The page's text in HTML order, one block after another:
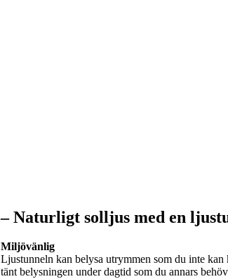
– Naturligt solljus med en
Miljövänlig
Ljustunneln kan belysa utrymmen som du inte
tänt belysningen under dagtid som du annars